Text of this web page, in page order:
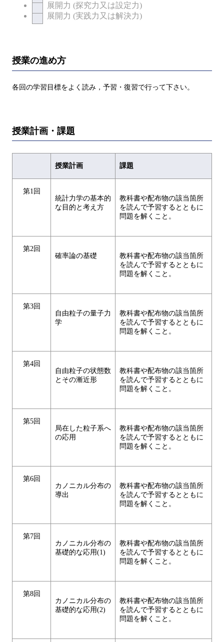
展開力 (探究力又は設定力)
展開力 (実践力又は解決力)
授業の進め方
各回の学習目標をよく読み，予習・復習で行って下さい。
授業計画・課題
授業計画 課題
第1回
統計力学の基本的
な目的と考え方
教科書や配布物の該当箇所
を読んで予習するとともに
問題を解くこと。
第2回
確率論の基礎
教科書や配布物の該当箇所
を読んで予習するとともに
問題を解くこと。
第3回
自由粒子の量子力
学
教科書や配布物の該当箇所
を読んで予習するとともに
問題を解くこと。
第4回
自由粒子の状態数
とその漸近形
教科書や配布物の該当箇所
を読んで予習するとともに
問題を解くこと。
第5回
局在した粒子系へ
の応用
教科書や配布物の該当箇所
を読んで予習するとともに
問題を解くこと。
第6回
カノニカル分布の
導出
教科書や配布物の該当箇所
を読んで予習するとともに
問題を解くこと。
第7回
カノニカル分布の
基礎的な応用(1)
教科書や配布物の該当箇所
を読んで予習するとともに
問題を解くこと。
第8回
カノニカル分布の
基礎的な応用(2)
教科書や配布物の該当箇所
を読んで予習するとともに
問題を解くこと。